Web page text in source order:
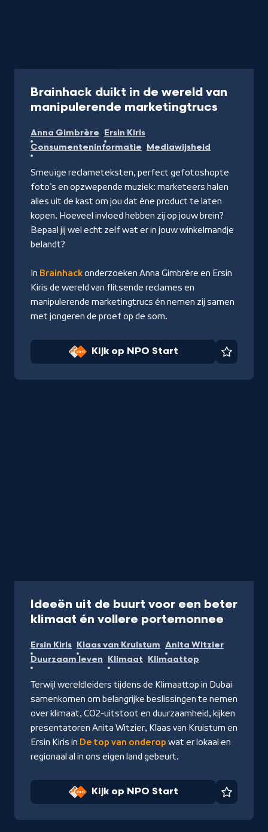
Brainhack duikt in de wereld van
manipulerende marketingtrucs
Start
Anna Gimbrère Ersin Kiris
Consumenteninformatie Mediawijsheid
Smeuïge reclameteksten, perfect gefotoshopte
foto’s en opzwepende muziek: marketeers halen
alles uit de kast om jou dat éne product te laten
kopen. Hoeveel invloed hebben zij op jouw brein?
Bepaal jij wel echt zelf wat er in jouw winkelmandje
belandt?
In Brainhackonderzoeken Anna Gimbrère en Ersin
Kiris de wereld van flitsende reclames en
manipulerende marketingtrucs én nemen zij samen
met jongeren de proef op de som.
Kijk op NPO Start
Ideeën uit de buurt voor een beter
klimaat én vollere portemonnee
op
Start
Ersin Kiris Klaas van Kruistum Anita Witzier
Duurzaam leven Klimaat Klimaattop
Terwijl wereldleiders tijdens de Klimaattop in Dubai
samenkomen om belangrijke beslissingen te nemen
over klimaat, CO2-uitstoot en duurzaamheid, kijken
presentatoren Anita Witzier, Klaas van Kruistum en
Ersin Kiris in De top van onderop wat er lokaal en
regionaal al in ons eigen land gebeurt.
Kijk op NPO Start